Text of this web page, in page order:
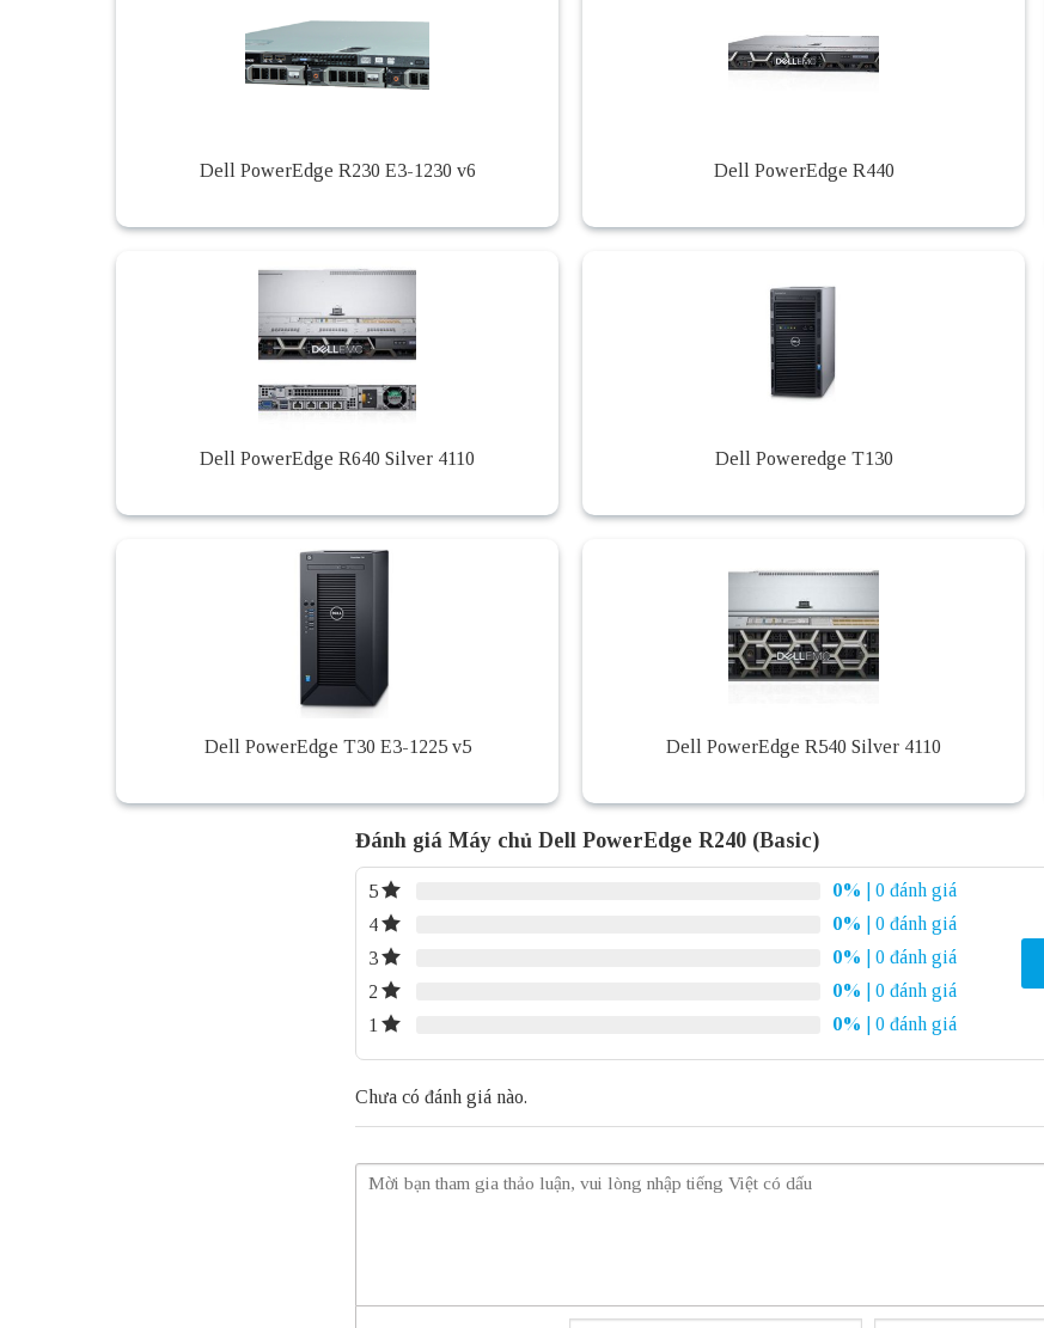
Dell PowerEdge R230 E3-1230 v6 Dell PowerEdge R440
Dell PowerEdge R640 Silver 4110 Dell Poweredge T130
Dell PowerEdge T30 E3-1225 v5 Dell PowerEdge R540 Silver 4110
Đánh giá Máy chủ Dell PowerEdge R240 (Basic)
5 0%
| 0 đánh giá
4
0%
| 0 đánh giá
3
0%
| 0 đánh giá
2
0%
| 0 đánh giá
1
0% | 0 đánh giá
Chưa có đánh giá nào.